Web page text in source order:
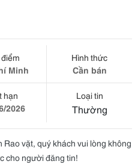
Minh
Hình thức
Cần bán
hạn
2026
Loại tin
Thường
vặt, quý khách vui lòng không
cho người đăng tin!